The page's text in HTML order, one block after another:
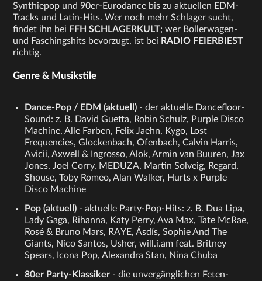
Synthiepop und 90er-Eurodance bis zu aktuellen EDM-
Tracks und Latin-Hits. Wer noch mehr Schlager sucht,
findet ihn bei FFH SCHLAGERKULT; wer Bollerwagen-
und Faschingshits bevorzugt, ist bei RADIO FEIERBIEST
richtig.
Genre & Musikstile
Dance-Pop / EDM (aktuell) - der aktuelle Dancefloor-
Sound: z. B. David Guetta, Robin Schulz, Purple Disco
Machine, Alle Farben, Felix Jaehn, Kygo, Lost
Frequencies, Glockenbach, Ofenbach, Calvin Harris,
Avicii, Axwell & Ingrosso, Alok, Armin van Buuren, Jax
Jones, Joel Corry, MEDUZA, Martin Solveig, Regard,
Shouse, Toby Romeo, Alan Walker, Hurts x Purple
Disco Machine
Pop (aktuell) - aktuelle Party-Pop-Hits: z. B. Dua Lipa,
Lady Gaga, Rihanna, Katy Perry, Ava Max, Tate McRae,
Rosé & Bruno Mars, RAYE, Ásdís, Sophie And The
Giants, Nico Santos, Usher, will.i.am feat. Britney
Spears, Icona Pop, Alexandra Stan, Nina Chuba
80er Party-Klassiker - die unvergänglichen Feten-